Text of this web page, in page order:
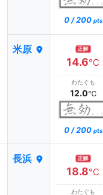
0 / 200 pts
米原 正解
14.6℃
わたぐも
12.0℃
0 / 200 pts
長浜 正解
18.8℃
わたぐも